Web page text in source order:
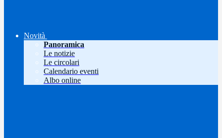
Novità
Panoramica
Le notizie
Le circolari
Calendario eventi
Albo online